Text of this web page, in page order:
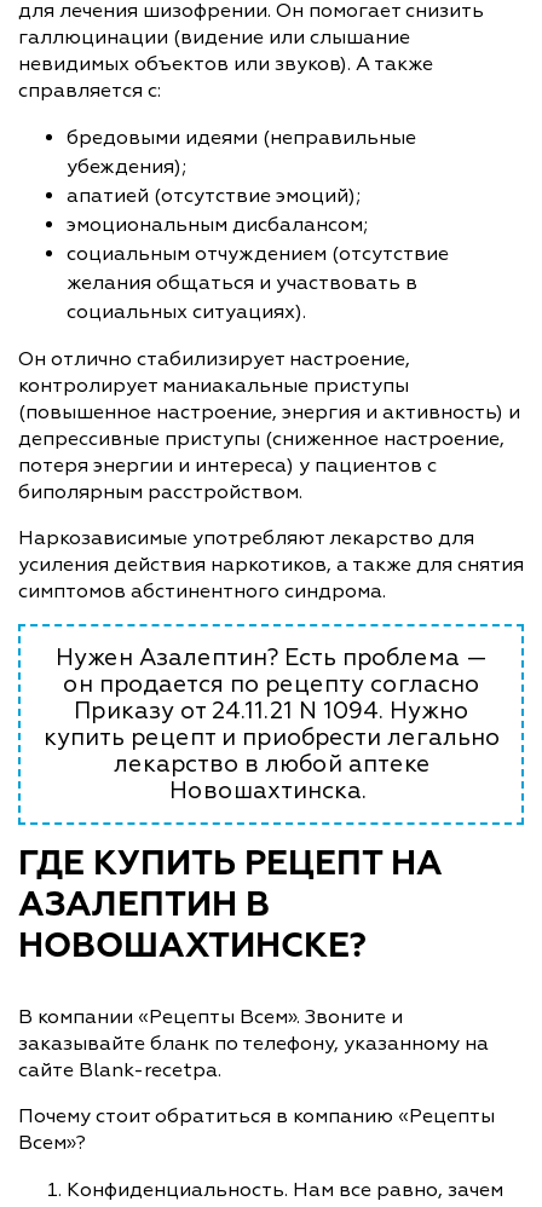
для лечения шизофрении. Он помогает снизить
галлюцинации (видение или слышание
невидимых объектов или звуков). А также
справляется с:
бредовыми идеями (неправильные
убеждения);
апатией (отсутствие эмоций);
эмоциональным дисбалансом;
социальным отчуждением (отсутствие
желания общаться и участвовать в
социальных ситуациях).
Он отлично стабилизирует настроение,
контролирует маниакальные приступы
(повышенное настроение, энергия и активность) и
депрессивные приступы (сниженное настроение,
потеря энергии и интереса) у пациентов с
биполярным расстройством.
Наркозависимые употребляют лекарство для
усиления действия наркотиков, а также для снятия
симптомов абстинентного синдрома.
Нужен Азалептин? Есть проблема —
он продается по рецепту согласно
Приказу от 24.11.21 N 1094. Нужно
купить рецепт и приобрести легально
лекарство в любой аптеке
Новошахтинска.
ГДЕ КУПИТЬ РЕЦЕПТ НА
АЗАЛЕПТИН В
НОВОШАХТИНСКЕ?
В компании «Рецепты Всем». Звоните и
заказывайте бланк по телефону, указанному на
сайте Blank-recetpa.
Почему стоит обратиться в компанию «Рецепты
Всем»?
Конфиденциальность. Нам все равно, зачем